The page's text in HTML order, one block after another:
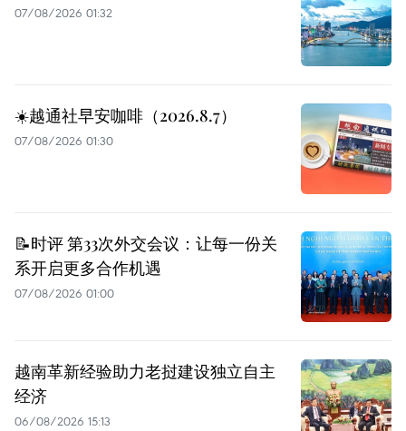
07/08/2026 01:32
☀️越通社早安咖啡（2026.8.7）
07/08/2026 01:30
📝时评 第33次外交会议：让每一份关
系开启更多合作机遇
07/08/2026 01:00
越南革新经验助力老挝建设独立自主
经济
06/08/2026 15:13